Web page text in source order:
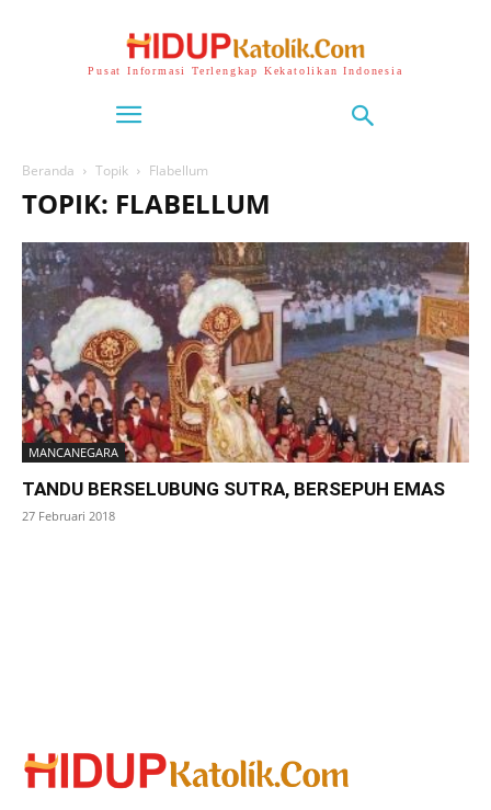
Pusat Informasi Terlengkap Kekatolikan Indonesia
Beranda Topik Flabellum
TOPIK: FLABELLUM
MANCANEGARA
TANDU BERSELUBUNG SUTRA, BERSEPUH EMAS
27 Februari 2018